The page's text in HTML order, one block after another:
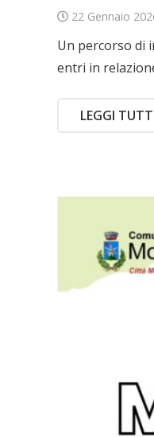
22 Gennaio
Un percorso di
entri in
LEGGI